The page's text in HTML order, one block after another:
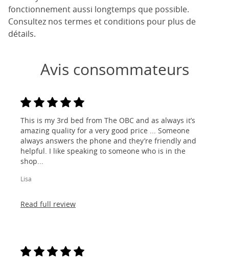
fonctionnement aussi longtemps que possible.
Consultez nos termes et conditions pour plus de
détails.
Avis consommateurs
This is my 3rd bed from The OBC and as always it’s
amazing quality for a very good price ... Someone
always answers the phone and they’re friendly and
helpful. I like speaking to someone who is in the
shop...
Lisa
Read full review